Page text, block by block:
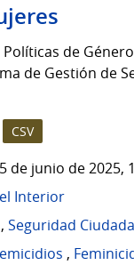
de
de Gestión de
CSV
de junio de 2025,
Interior
, Seguridad
,